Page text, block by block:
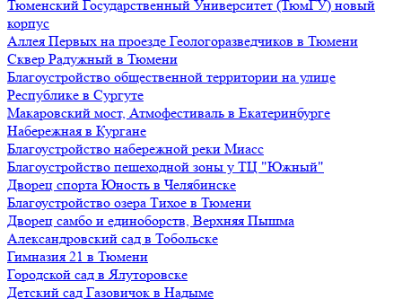
Тюменский Государственный Университет (ТюмГУ) новый
корпус
Аллея Первых на проезде Геологоразведчиков в Тюмени
Сквер Радужный в Тюмени
Благоустройство общественной территории на улице
Республике в Сургуте
Макаровский мост, Атмофестиваль в Екатеринбурге
Набережная в Кургане
Благоустройство набережной реки Миасс
Благоустройство пешеходной зоны у ТЦ "Южный"
Дворец спорта Юность в Челябинске
Благоустройство озера Тихое в Тюмени
Дворец самбо и единоборств, Верхняя Пышма
Александровский сад в Тобольске
Гимназия 21 в Тюмени
Городской сад в Ялуторовске
Детский сад Газовичок в Надыме